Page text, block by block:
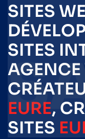
SITES
SITES
AGENCE
EURE,
SITES